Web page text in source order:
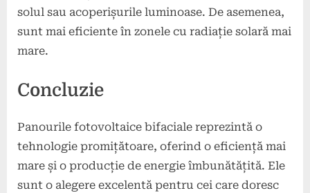
solul sau acoperișurile luminoase. De asemenea,
sunt mai eficiente în zonele cu radiație solară mai
mare.
Concluzie
Panourile fotovoltaice bifaciale reprezintă o
tehnologie promițătoare, oferind o eficiență mai
mare și o producție de energie îmbunătățită. Ele
sunt o alegere excelentă pentru cei care doresc